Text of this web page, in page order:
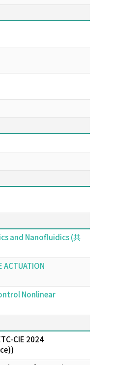
and Nanofluidics (共
ACTUATION
Nonlinear
CIE 2024